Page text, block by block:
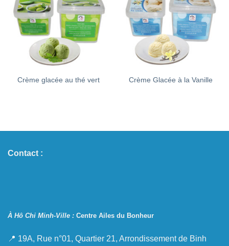
Crème glacée au thé vert Crème Glacée à la Vanille
Contact :
À Hô Chi Minh-Ville : Centre Ailes du Bonheur
📍 19A, Rue n°01, Quartier 21, Arrondissement de Binh